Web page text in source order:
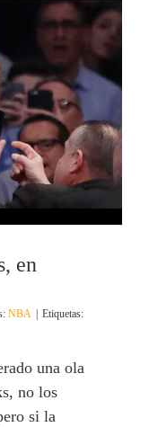
en
NBA
Etiquetas:
una ola
no los
si la